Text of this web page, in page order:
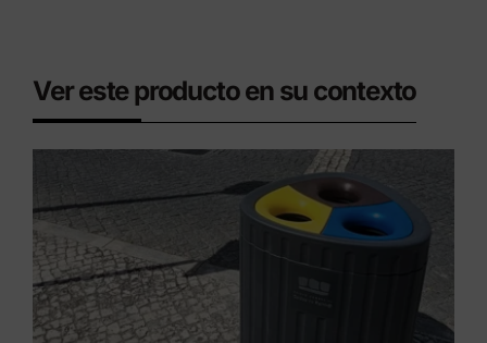
Ver este producto en su contexto